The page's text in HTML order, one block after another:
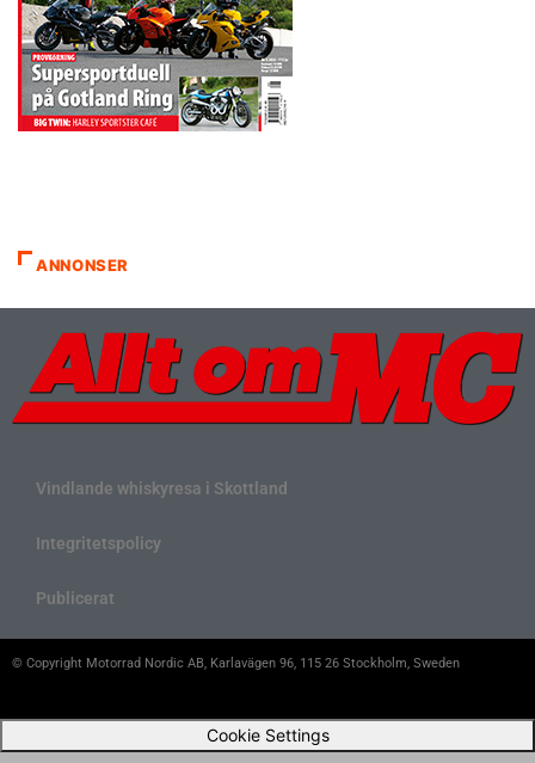
ANNONSER
Vindlande whiskyresa i Skottland
Integritetspolicy
Publicerat
© Copyright Motorrad Nordic AB, Karlavägen 96, 115 26 Stockholm, Sweden
Cookie Settings